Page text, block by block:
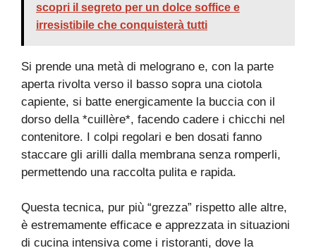
scopri il segreto per un dolce soffice e
irresistibile che conquisterà tutti
Si prende una metà di melograno e, con la parte
aperta rivolta verso il basso sopra una ciotola
capiente, si batte energicamente la buccia con il
dorso della *cuillère*, facendo cadere i chicchi nel
contenitore. I colpi regolari e ben dosati fanno
staccare gli arilli dalla membrana senza romperli,
permettendo una raccolta pulita e rapida.
Questa tecnica, pur più “grezza” rispetto alle altre,
è estremamente efficace e apprezzata in situazioni
di cucina intensiva come i ristoranti, dove la